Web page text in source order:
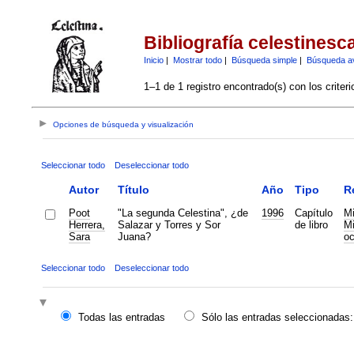
Bibliografía
Inicio| Mostrar todo| Búsqueda simple| Búsqueda
1–1 de 1 registro encontrado(s) con los
Opciones de búsqueda y visualización
Seleccionar todo Deseleccionar todo
Autor Título Año Tipo
Poot
Herrera,
Sara
"La segunda Celestina", ¿de
Salazar y Torres y Sor
Juana?
1996
Capítulo
de libro
Seleccionar todo Deseleccionar todo
Todas las entradas
Sólo las entradas seleccionadas: